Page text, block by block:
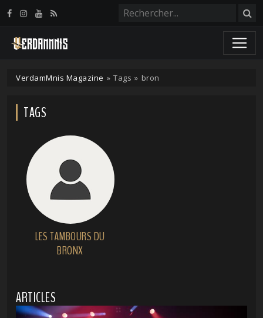
VerdamMnis Magazine » Tags » bron
TAGS
LES TAMBOURS DU
BRONX
ARTICLES
Panneau de gestion des cookies